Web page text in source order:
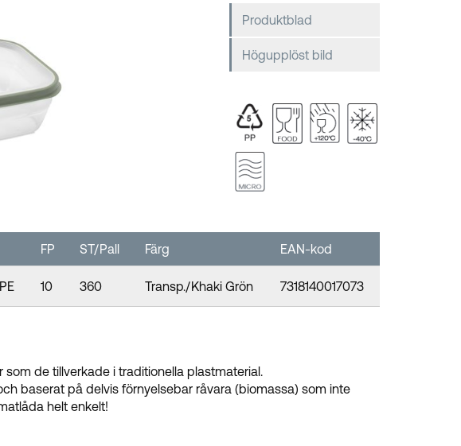
Produktblad
Högupplöst bild
FP ST/Pall Färg EAN-kod
10 360 Transp./Khaki Grön 7318140017073
de tillverkade i traditionella plastmaterial.
baserat på delvis förnyelsebar råvara (biomassa) som inte
helt enkelt!